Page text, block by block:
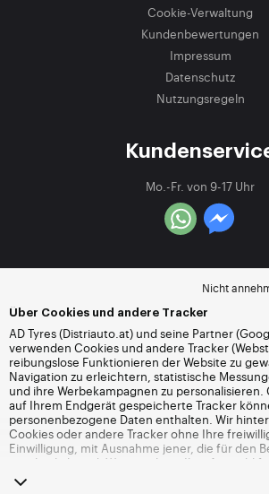
Cookie-Verwaltung
Kundenbewertungen
Impressum
Datenschutz
Nutzungsregeln
Mo.-Fr. von 9-17 Uhr
Nicht
Über Cookies und andere Tracker
AD Tyres (Distriauto.at) und seine Partner
verwenden Cookies und andere Tracker
reibungslose Funktionieren der Website zu
Navigation zu erleichtern, statistische
und ihre Werbekampagnen zu personalisieren.
auf Ihrem Endgerät gespeicherte Tracker
personenbezogene Daten enthalten. Wir
Cookies oder andere Tracker ohne Ihre
Einwilligung, mit Ausnahme jener, die für den
unerlässlich sind. Wir speichern Ihre Auswahl
6 Monaten. Sie können Ihre Einwilligung
Sie die Webseite